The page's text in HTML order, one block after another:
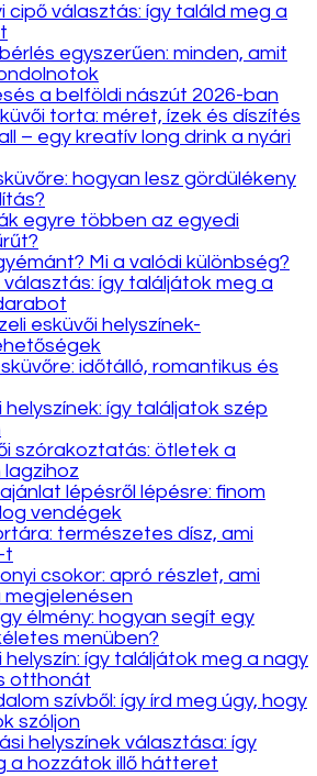
cipő választás: így találd meg a
egyszerűen: minden, amit
a belföldi nászút 2026-ban
torta: méret, ízek és díszítés
– egy kreatív long drink a nyári
hogyan lesz gördülékeny
egyre többen az egyedi
Mi a valódi különbség?
választás: így találjátok meg a
esküvői helyszínek-
időtálló, romantikus és
helyszínek: így találjatok szép
szórakoztatás: ötletek a
lépésről lépésre: finom
vendégek
természetes dísz, ami
t
csokor: apró részlet, ami
élmény: hogyan segít egy
menüben?
helyszín: így találjátok meg a nagy
otthonát
szívből: így írd meg úgy, hogy
szóljon
helyszínek választása: így
a hozzátok illő hátteret